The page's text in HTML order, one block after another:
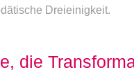
die